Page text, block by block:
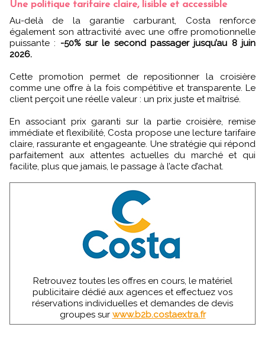
Une politique tarifaire claire, lisible et accessible
Au-delà de la garantie carburant, Costa renforce
également son attractivité avec une offre promotionnelle
puissante : -50% sur le second passager jusqu’au 8 juin
2026.
Cette promotion permet de repositionner la croisière
comme une offre à la fois compétitive et transparente. Le
client perçoit une réelle valeur : un prix juste et maîtrisé.
En associant prix garanti sur la partie croisière, remise
immédiate et flexibilité, Costa propose une lecture tarifaire
claire, rassurante et engageante. Une stratégie qui répond
parfaitement aux attentes actuelles du marché et qui
facilite, plus que jamais, le passage à l’acte d’achat.
Retrouvez toutes les offres en cours, le matériel
publicitaire dédié aux agences et effectuez vos
réservations individuelles et demandes de devis
groupes sur www.b2b.costaextra.fr